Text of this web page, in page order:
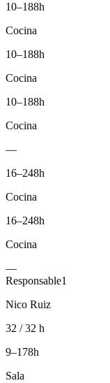
10–188h
Cocina
10–188h
Cocina
10–188h
Cocina
—
16–248h
Cocina
16–248h
Cocina
—
Responsable1
Nico Ruiz
32 / 32 h
9–178h
Sala